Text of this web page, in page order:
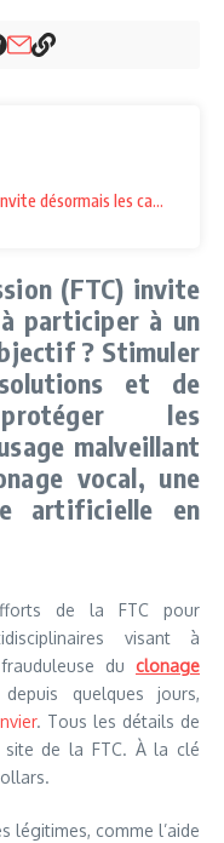
désormais les
(FTC) invite
participer à un
? Stimuler
et de
les
malveillant
vocal, une
artificielle en
de la FTC pour
visant à
du clonage
quelques jours,
. Tous les détails de
de la FTC. À la clé
légitimes, comme l’aide